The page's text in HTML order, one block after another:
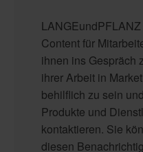
Content für
ihnen ins Gespräch
ihrer Arbeit in
behilflich zu sein
Produkte und
kontaktieren. Sie
diesen